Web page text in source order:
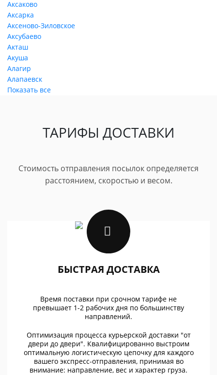
Аксаково
Аксарка
Аксеново-Зиловское
Аксубаево
Акташ
Акуша
Алагир
Алапаевск
Показать все
ТАРИФЫ ДОСТАВКИ
Стоимость отправления посылок определяется
расстоянием, скоростью и весом.
БЫСТРАЯ ДОСТАВКА
Время поставки при срочном тарифе не
превышает 1-2 рабочих дня по большинству
направлений.
Оптимизация процесса курьерской доставки "от
двери до двери". Квалифицированно выстроим
оптимальную логистическую цепочку для каждого
вашего экспресс-отправления, принимая во
внимание: направление, вес и характер груза.